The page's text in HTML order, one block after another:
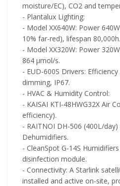
moisture/EC), CO2 and
- Plantalux Lighting:
- Model XX640W: Power
10% far-red), lifespan 80,000h.
- Model XX320W: Power
864 μmol/s.
- EUD-600S Drivers:
dimming, IP67.
- HVAC & Humidity Control:
- KAISAI KTI-48HWG32X Air
efficiency).
- RAITNOI DH-506 (400L/
Dehumidifiers.
- CleanSpot G-14S
disinfection module.
- Connectivity: A Starlink
installed and active on-site,